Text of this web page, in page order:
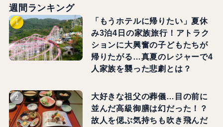
週間ランキング
「もうホテルに帰りたい」夏休
み3泊4日の家族旅行！アトラク
ションに大興奮の子どもたちが
帰りたがる…真夏のレジャーで4
人家族を襲った悲劇とは？
大好きな祖父の葬儀…目の前に
並んだ高級御膳は幻だった！？
故人を偲ぶ気持ちも吹き飛んだ